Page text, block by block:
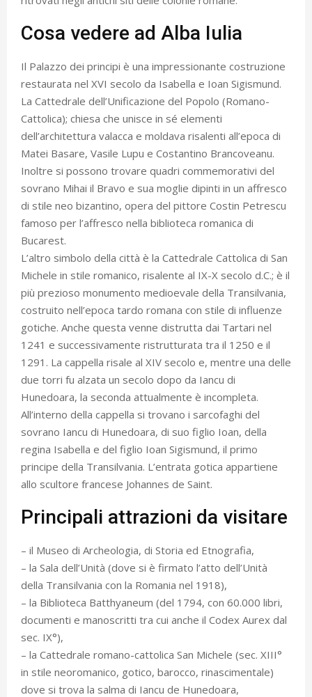
Cosa vedere ad Alba Iulia
Il Palazzo dei principi è una impressionante costruzione
restaurata nel XVI secolo da Isabella e Ioan Sigismund.
La Cattedrale dell’Unificazione del Popolo (Romano-
Cattolica); chiesa che unisce in sé elementi
dell’architettura valacca e moldava risalenti all’epoca di
Matei Basare, Vasile Lupu e Costantino Brancoveanu.
Inoltre si possono trovare quadri commemorativi del
sovrano Mihai il Bravo e sua moglie dipinti in un affresco
di stile neo bizantino, opera del pittore Costin Petrescu
famoso per l’affresco nella biblioteca romanica di
Bucarest.
L’altro simbolo della città è la Cattedrale Cattolica di San
Michele in stile romanico, risalente al IX-X secolo d.C.; è il
più prezioso monumento medioevale della Transilvania,
costruito nell’epoca tardo romana con stile di influenze
gotiche. Anche questa venne distrutta dai Tartari nel
1241 e successivamente ristrutturata tra il 1250 e il
1291. La cappella risale al XIV secolo e, mentre una delle
due torri fu alzata un secolo dopo da Iancu di
Hunedoara, la seconda attualmente è incompleta.
All’interno della cappella si trovano i sarcofaghi del
sovrano Iancu di Hunedoara, di suo figlio Ioan, della
regina Isabella e del figlio Ioan Sigismund, il primo
principe della Transilvania. L’entrata gotica appartiene
allo scultore francese Johannes de Saint.
Principali attrazioni da visitare
– il Museo di Archeologia, di Storia ed Etnografia,
– la Sala dell’Unità (dove si è firmato l’atto dell’Unità
della Transilvania con la Romania nel 1918),
– la Biblioteca Batthyaneum (del 1794, con 60.000 libri,
documenti e manoscritti tra cui anche il Codex Aurex dal
sec. IX°),
– la Cattedrale romano-cattolica San Michele (sec. XIII°
in stile neoromanico, gotico, barocco, rinascimentale)
dove si trova la salma di Iancu de Hunedoara,